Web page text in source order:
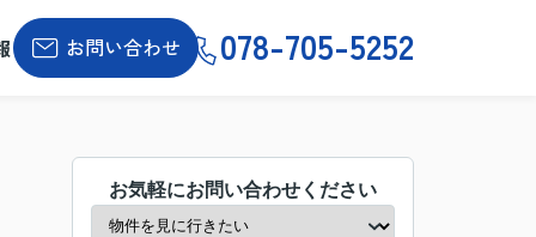
お問い合わせ 078-705-5252
お気軽にお問い合わせください